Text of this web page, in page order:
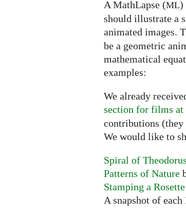
A MathLapse (ML)
should illustrate a
animated images.
be a geometric
mathematical
examples:
We already
section for films at
contributions
We would like to
Spiral of Theodorus
Patterns of Nature
Stamping a Rosette
A snapshot of each